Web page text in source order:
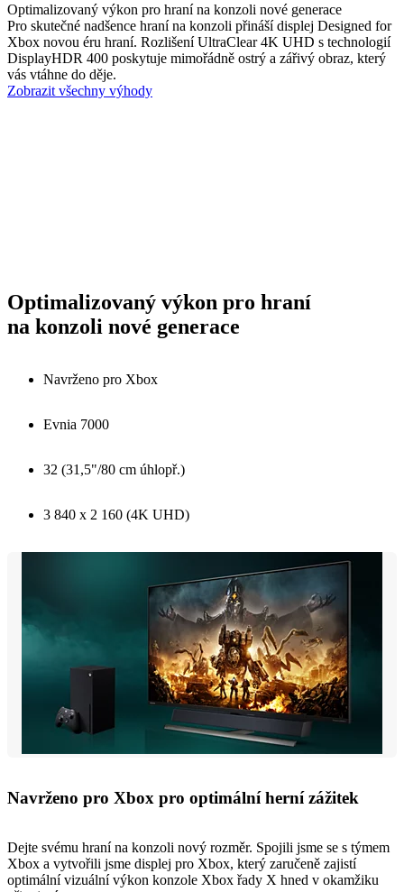
Optimalizovaný výkon pro hraní na konzoli nové generace
Pro skutečné nadšence hraní na konzoli přináší displej Designed for
Xbox novou éru hraní. Rozlišení UltraClear 4K UHD s technologií
DisplayHDR 400 poskytuje mimořádně ostrý a zářivý obraz, který
vás vtáhne do děje.
Zobrazit všechny výhody
Optimalizovaný výkon pro hraní
na konzoli nové generace
Navrženo pro Xbox
Evnia 7000
32 (31,5"/80 cm úhlopř.)
3 840 x 2 160 (4K UHD)
Navrženo pro Xbox pro optimální herní zážitek
Dejte svému hraní na konzoli nový rozměr. Spojili jsme se s týmem
Xbox a vytvořili jsme displej pro Xbox, který zaručeně zajistí
optimální vizuální výkon konzole Xbox řady X hned v okamžiku